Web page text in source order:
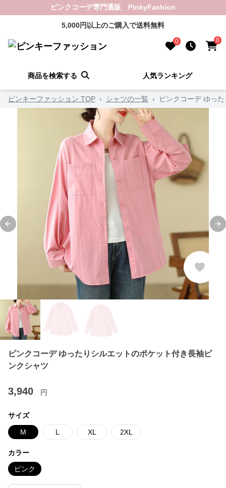
ピンクコーデ専門通販 PinkyFashion
5,000円以上のご購入で送料無料
0 0
商品を検索する 人気ランキング
ピンキーファッション TOP › シャツの一覧 › ピンクコーデ ゆっ
Previous slide
ピンクコーデ ゆったりシルエットのポケット付き長袖ピ
ンクシャツ
3,940 円
サイズ
M L XL 2XL
カラー
ピンク